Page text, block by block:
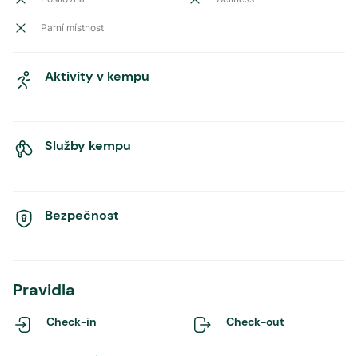
Parní místnost
Aktivity v kempu
Služby kempu
Bezpečnost
Pravidla
Check-in Check-out